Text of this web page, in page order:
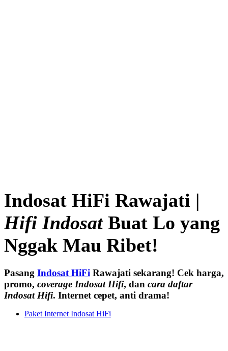
Indosat HiFi Rawajati |
Hifi IndosatBuat Lo yang
Nggak Mau Ribet!
Pasang Indosat HiFi Rawajati sekarang! Cek harga,
promo, coverage Indosat Hifi, dan cara daftar
Indosat Hifi. Internet cepet, anti drama!
Paket Internet Indosat HiFi